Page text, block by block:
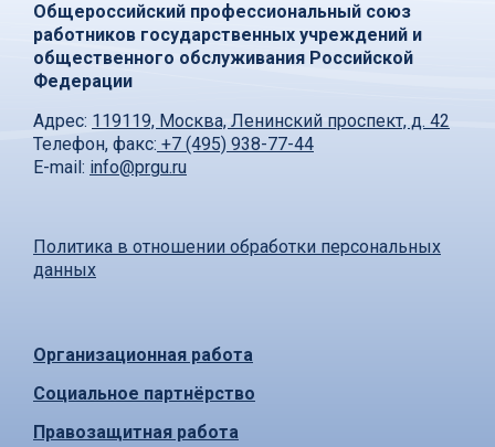
Общероссийский профессиональный союз
работников государственных учреждений и
общественного обслуживания Российской
Федерации
Адрес: 119119, Москва, Ленинский проспект, д. 42
Телефон, факс: +7 (495) 938-77-44
E-mail: info@prgu.ru
Политика в отношении обработки персональных
данных
Организационная работа
Социальное партнёрство
Правозащитная работа